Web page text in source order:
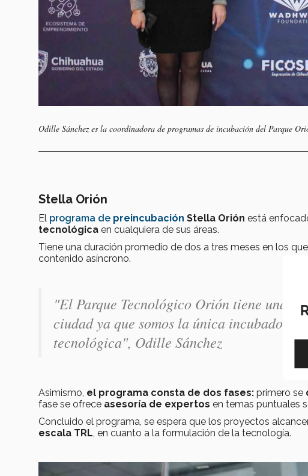
Odille Sánchez es la coordinadora de programas de incubación del Parque
Stella Orión
El programa de preincubación Stella Orión está
tecnológica en cualquiera de sus áreas.
Tiene una duración promedio de dos a tres meses en los
contenido asíncrono.
"El Parque Tecnológico Orión tiene una
ciudad ya que somos la única incubadora
tecnológica", Odille Sánchez
Asimismo, el programa consta de dos fases: primero se
fase se ofrece asesoría de expertos en temas puntuales
Concluido el programa, se espera que los proyectos
escala TRL , en cuanto a la formulación de la tecnología.